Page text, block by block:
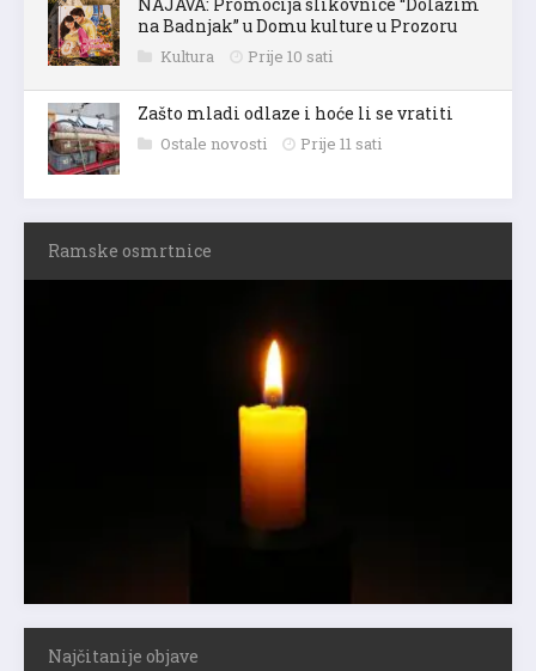
na Badnjak” u Domu kulture u Prozoru
Kultura Prije 10 sati
Zašto mladi odlaze i hoće li se vratiti
Ostale novosti Prije 11 sati
Ramske osmrtnice
Najčitanije objave